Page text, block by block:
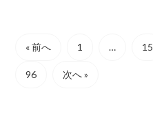
« 前へ 1 … 15
96 次へ »